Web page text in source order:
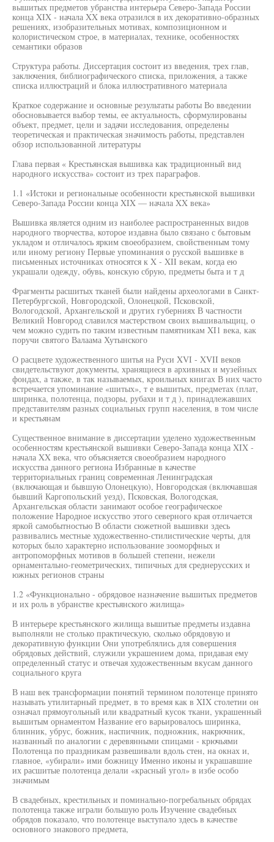
вышитых предметов убранства интерьера Северо-Запада России
конца XIX - начала XX века отразился в их декоративно-образных
решениях, изобразительных мотивах, композиционном и
колористическом строе, в материалах, технике, особенностях
семантики образов
Структура работы. Диссертация состоит из введения, трех глав,
заключения, библиографического списка, приложения, а также
списка иллюстраций и блока иллюстративного материала
Краткое содержание и основные результаты работы Во введении
обосновывается выбор темы, ее актуальность, сформулированы
объект, предмет, цели и задачи исследования, определены
теоретическая и практическая значимость работы, представлен
обзор использованной литературы
Глава первая « Крестьянская вышивка как традиционный вид
народного искусства» состоит из трех параграфов.
1.1 «Истоки и региональные особенности крестьянской вышивки
Северо-Запада России конца XIX — начала XX века»
Вышивка является одним из наиболее распространенных видов
народного творчества, которое издавна было связано с бытовым
укладом и отличалось ярким своеобразием, свойственным тому
или иному региону Первые упоминания о русской вышивке в
письменных источниках относятся к X - XII векам, когда ею
украшали одежду, обувь, конскую сбрую, предметы быта и т д
Фрагменты расшитых тканей были найдены археологами в Санкт-
Петербургской, Новгородской, Олонецкой, Псковской,
Вологодской, Архангельской и других губерниях В частности
Великий Новгород славился мастерством своих вышивальщиц, о
чем можно судить по таким известным памятникам XI1 века, как
поручи святого Валаама Хутынского
О расцвете художественного шитья на Руси XVI - XVII веков
свидетельствуют документы, хранящиеся в архивных и музейных
фондах, а также, в так называемых, кроильных книгах В них часто
встречается упоминание «шитых», т е вышитых, предметах (плат,
ширинка, полотенца, подзоры, рубахи и т д ), принадлежавших
представителям разных социальных групп населения, в том числе
и крестьянам
Существенное внимание в диссертации уделено художественным
особенностям крестьянской вышивки Северо-Запада конца XIX -
начала XX века, что объясняется своеобразием народного
искусства данного региона Избранные в качестве
территориальных границ современная Ленинградская
(включающая и бывшую Олонецкую), Новгородская (включавшая
бывший Каргопольский уезд), Псковская, Вологодская,
Архангельская области занимают особое географическое
положение Народное искусство этого северного края отличается
яркой самобытностью В области сюжетной вышивки здесь
развивались местные художественно-стилистические черты, для
которых было характерно использование зооморфных и
антропоморфных мотивов в большей степени, нежели
орнаментально-геометрических, типичных для среднерусских и
южных регионов страны
1.2 «Функционально - обрядовое назначение вышитых предметов
и их роль в убранстве крестьянского жилища»
В интерьере крестьянского жилища вышитые предметы издавна
выполняли не столько практическую, сколько обрядовую и
декоративную функции Они употреблялись для совершения
обрядовых действий, служили украшением дома, придавая ему
определенный статус и отвечая художественным вкусам данного
социального круга
В наш век трансформации понятий термином полотенце принято
называть утилитарный предмет, в то время как в XIX столетии он
означал прямоугольный или квадратный кусок ткани, украшенный
вышитым орнаментом Название его варьировалось ширинка,
блинник, убрус, божник, наспичник, подножник, накрючник,
названный по аналогии с деревянными спицами - крючьями
Полотенца по праздникам развешивали вдоль стен, на окнах и,
главное, «убирали» ими божницу Именно иконы и украшавшие
их расшитые полотенца делали «красный угол» в избе особо
значимым
В свадебных, крестильных и поминально-погребальных обрядах
полотенца также играли большую роль Изучение свадебных
обрядов показало, что полотенце выступало здесь в качестве
основного знакового предмета,